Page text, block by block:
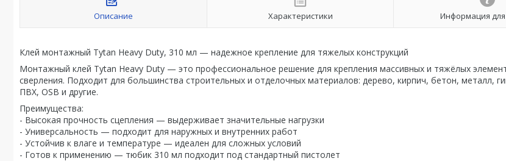
Описание Характеристики Информация для
Клей монтажный Tytan Heavy Duty, 310 мл — надежное крепление для тяжелых конструкций
Монтажный клей Tytan Heavy Duty — это профессиональное решение для крепления массивных и тяжёлых
сверления. Подходит для большинства строительных и отделочных материалов: дерево, кирпич, бетон, металл,
ПВХ, OSB и другие.
Преимущества:
- Высокая прочность сцепления — выдерживает значительные нагрузки
- Универсальность — подходит для наружных и внутренних работ
- Устойчив к влаге и температуре — идеален для сложных условий
- Готов к применению — тюбик 310 мл подходит под стандартный пистолет